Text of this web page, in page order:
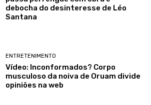
debocha do desinteresse de Léo
Santana
ENTRETENIMENTO
Vídeo: Inconformados? Corpo
musculoso da noiva de Oruam divide
opiniões na web